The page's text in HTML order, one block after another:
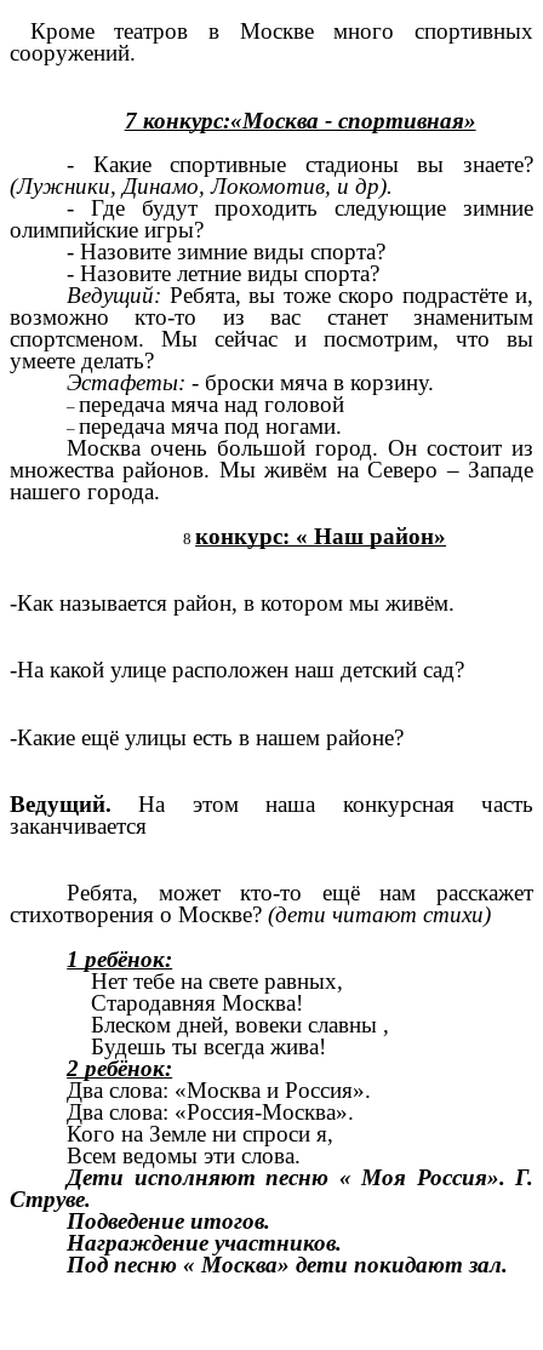
Кроме театров в Москве много спортивных
сооружений.
7 конкурс:«Москва - спортивная»
- Какие спортивные стадионы вы знаете?
(Лужники, Динамо, Локомотив, и др).
- Где будут проходить следующие зимние
олимпийские игры?
- Назовите зимние виды спорта?
- Назовите летние виды спорта?
Ведущий: Ребята, вы тоже скоро подрастёте и,
возможно кто-то из вас станет знаменитым
спортсменом. Мы сейчас и посмотрим, что вы
умеете делать?
Эстафеты:- броски мяча в корзину.
передача мяча над головой
передача мяча под ногами.
Москва очень большой город. Он состоит из
множества районов. Мы живём на Северо – Западе
нашего города.
конкурс: « Наш район»
-Как называется район, в котором мы живём.
-На какой улице расположен наш детский сад?
-Какие ещё улицы есть в нашем районе?
Ведущий.На этом наша конкурсная часть
заканчивается
Ребята, может кто-то ещё нам расскажет
стихотворения о Москве? (дети читают стихи)
1 ребёнок:
Нет тебе на свете равных,
Стародавняя Москва!
Блеском дней, вовеки славны ,
Будешь ты всегда жива!
2 ребёнок:
Два слова: «Москва и Россия».
Два слова: «Россия-Москва».
Кого на Земле ни спроси я,
Всем ведомы эти слова.
Дети исполняют песню « Моя Россия». Г.
Струве.
Подведение итогов.
Награждение участников.
Под песню « Москва» дети покидают зал.